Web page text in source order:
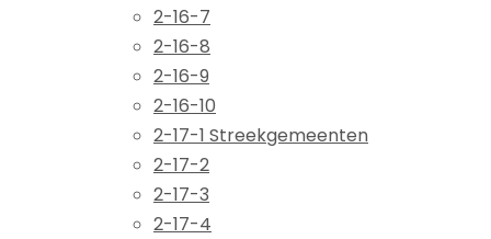
2-16-7
2-16-8
2-16-9
2-16-10
2-17-1 Streekgemeenten
2-17-2
2-17-3
2-17-4